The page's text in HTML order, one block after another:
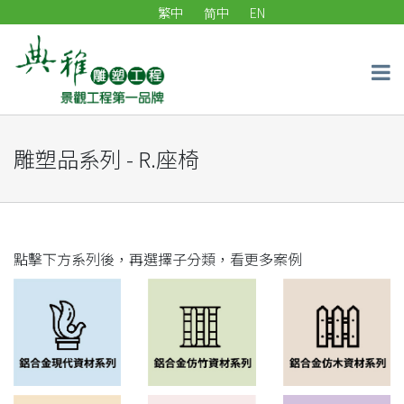
繁中 简中 EN
雕塑品系列 - R.座椅
點擊下方系列後，再選擇子分類，看更多案例